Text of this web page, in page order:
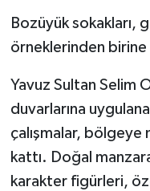
Bozüyük sokakları,
örneklerinden birine
Yavuz Sultan Selim
duvarlarına
çalışmalar, bölgeye
kattı. Doğal
karakter figürleri,
Teknoloji
Vefat Haberleri
Yaşam